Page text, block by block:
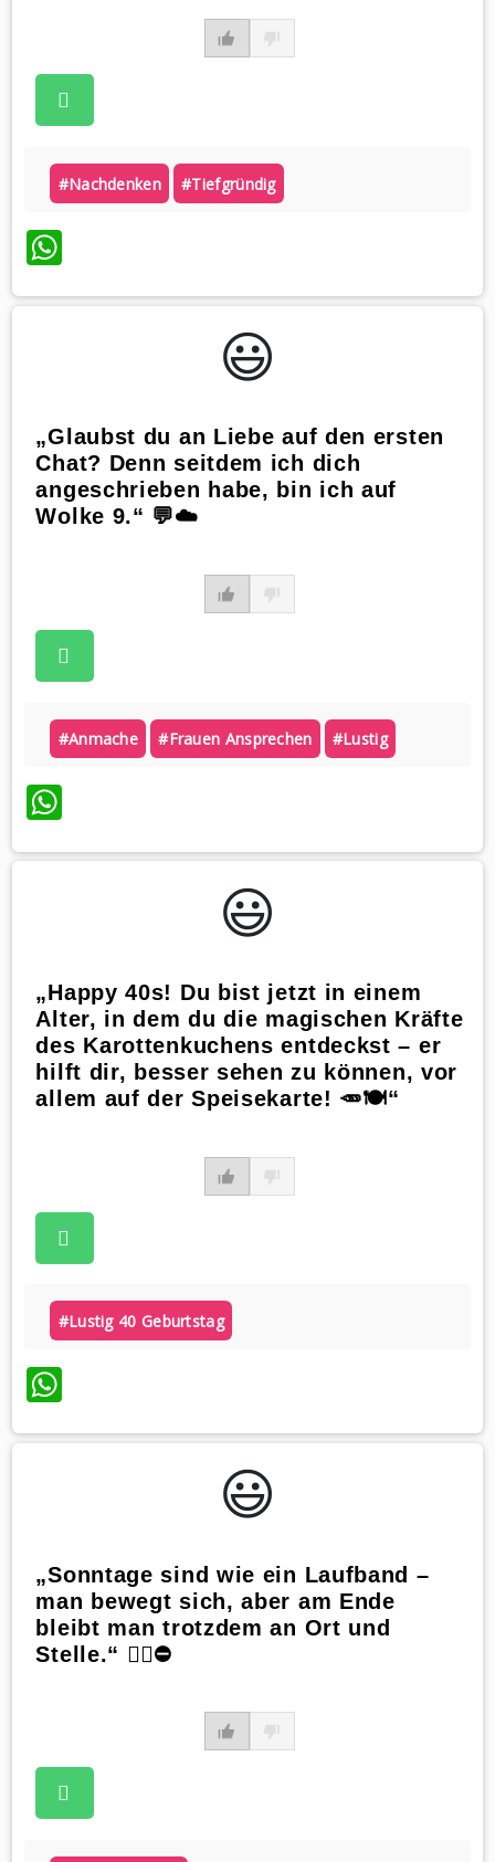
#nachdenken #tiefgründig
WhatsApp
😃️
„Glaubst du an Liebe auf den ersten
Chat? Denn seitdem ich dich
angeschrieben habe, bin ich auf
Wolke 9.“ 💬☁️
#anmache #frauen Ansprechen #lustig
WhatsApp
😃️
„Happy 40s! Du bist jetzt in einem
Alter, in dem du die magischen Kräfte
des Karottenkuchens entdeckst – er
hilft dir, besser sehen zu können, vor
allem auf der Speisekarte! 🥕🍽️“
#lustig 40 Geburtstag
WhatsApp
😃️
„Sonntage sind wie ein Laufband –
man bewegt sich, aber am Ende
bleibt man trotzdem an Ort und
Stelle.“ 🏃‍♂️⛔️